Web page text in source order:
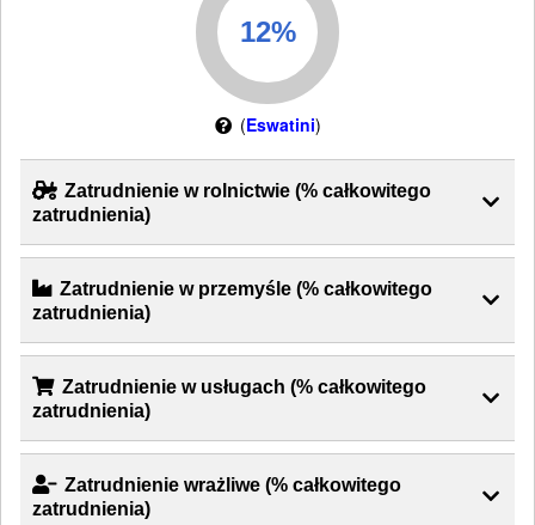
(Eswatini)
Zatrudnienie w rolnictwie (% całkowitego
zatrudnienia)
Zatrudnienie w przemyśle (% całkowitego
zatrudnienia)
Zatrudnienie w usługach (% całkowitego
zatrudnienia)
Zatrudnienie wrażliwe (% całkowitego
zatrudnienia)